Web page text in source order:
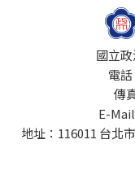
國立
電
傳
E-
地址：116011 台北